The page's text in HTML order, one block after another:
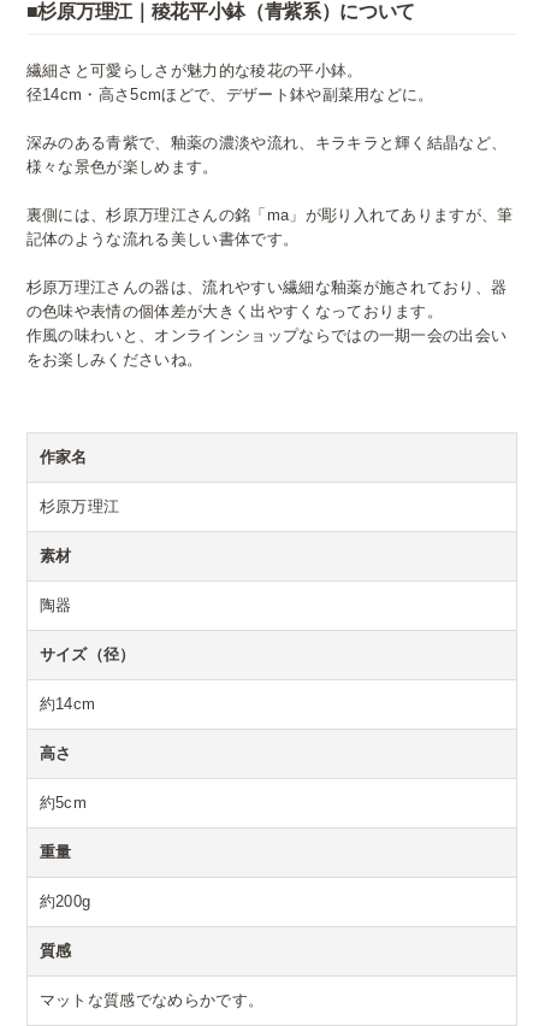
■杉原万理江｜稜花平小鉢（青紫系）について
繊細さと可愛らしさが魅力的な稜花の平小鉢。
径14cm・高さ5cmほどで、デザート鉢や副菜用などに。
深みのある青紫で、釉薬の濃淡や流れ、キラキラと輝く結晶など、
様々な景色が楽しめます。
裏側には、杉原万理江さんの銘「ma」が彫り入れてありますが、筆
記体のような流れる美しい書体です。
杉原万理江さんの器は、流れやすい繊細な釉薬が施されており、器
の色味や表情の個体差が大きく出やすくなっております。
作風の味わいと、オンラインショップならではの一期一会の出会い
をお楽しみくださいね。
作家名
杉原万理江
素材
陶器
サイズ（径）
約14cm
高さ
約5cm
重量
約200g
質感
マットな質感でなめらかです。